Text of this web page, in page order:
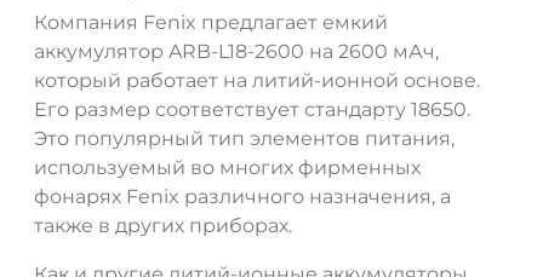
Компания Fenix предлагает емкий
аккумулятор ARB-L18-2600 на 2600 мАч,
который работает на литий-ионной основе.
Его размер соответствует стандарту 18650.
Это популярный тип элементов питания,
используемый во многих фирменных
фонарях Fenix различного назначения, а
также в других приборах.